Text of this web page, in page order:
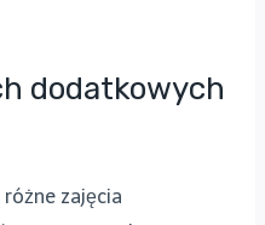
dodatkowych
zajęcia